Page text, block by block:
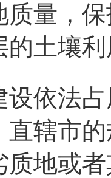
质量，
的土壤
法占
直辖市
质地或